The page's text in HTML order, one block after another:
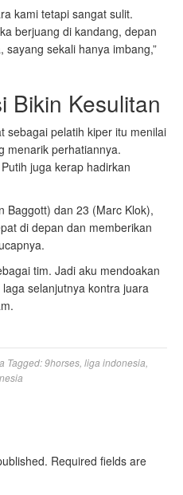
kami tetapi sangat sulit.
berjuang di kandang, depan
sekali hanya imbang,”
Bikin Kesulitan
sebagai pelatih kiper itu menilai
menarik perhatiannya.
juga kerap hadirkan
Baggott) dan 23 (Marc Klok),
di depan dan memberikan
tim. Jadi aku mendoakan
selanjutnya kontra juara
Tagged:9horses liga indonesia
Required fields are